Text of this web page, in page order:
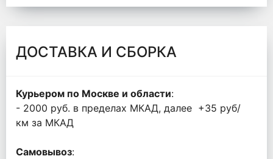
ДОСТАВКА И СБОРКА
Курьером по Москве и области:
- 2000 руб. в пределах МКАД, далее +35 руб/
км за МКАД
Самовывоз: